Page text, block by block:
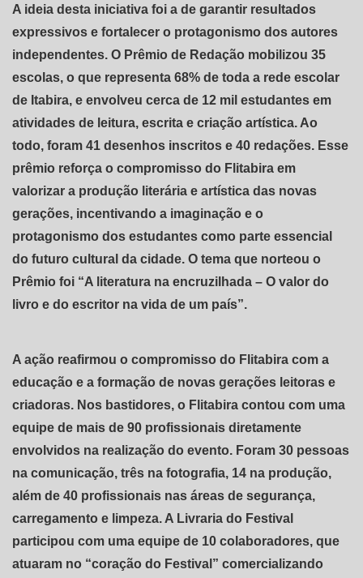
A ideia desta iniciativa foi a de garantir resultados
expressivos e fortalecer o protagonismo dos autores
independentes. O Prêmio de Redação mobilizou 35
escolas, o que representa 68% de toda a rede escolar
de Itabira, e envolveu cerca de 12 mil estudantes em
atividades de leitura, escrita e criação artística. Ao
todo, foram 41 desenhos inscritos e 40 redações. Esse
prêmio reforça o compromisso do Flitabira em
valorizar a produção literária e artística das novas
gerações, incentivando a imaginação e o
protagonismo dos estudantes como parte essencial
do futuro cultural da cidade. O tema que norteou o
Prêmio foi “A literatura na encruzilhada – O valor do
livro e do escritor na vida de um país”.
A ação reafirmou o compromisso do Flitabira com a
educação e a formação de novas gerações leitoras e
criadoras. Nos bastidores, o Flitabira contou com uma
equipe de mais de 90 profissionais diretamente
envolvidos na realização do evento. Foram 30 pessoas
na comunicação, três na fotografia, 14 na produção,
além de 40 profissionais nas áreas de segurança,
carregamento e limpeza. A Livraria do Festival
participou com uma equipe de 10 colaboradores, que
atuaram no “coração do Festival” comercializando